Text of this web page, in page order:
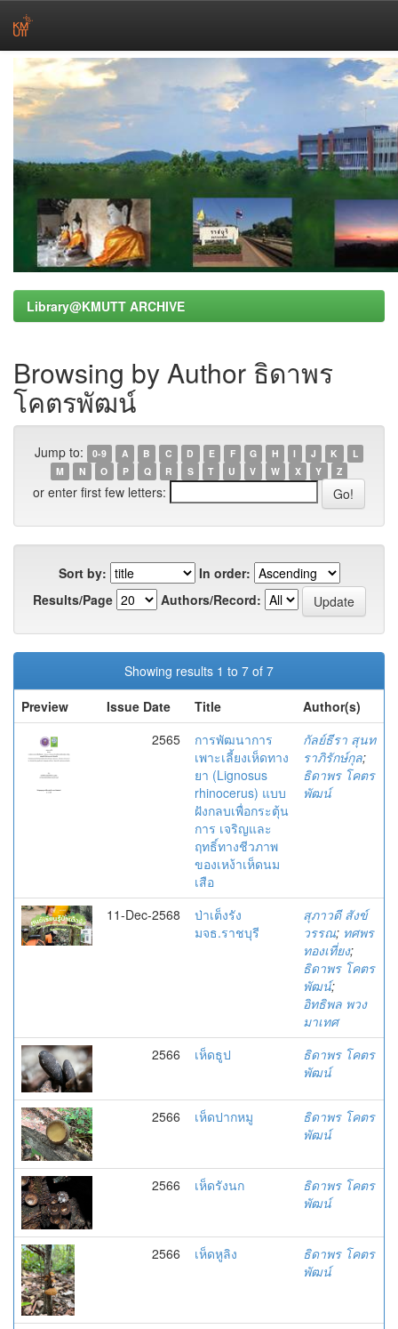
Skip
navigation
Library@KMUTT ARCHIVE
Browsing by Author ธิดาพร
โคตรพัฒน์
Jump to: 0-9 A B C D E F G H I J K
L
M
N O P Q R S T U V W X Y Z
or enter first few letters:
Sort by:
In order:
Results/Page
Authors/Record:
Showing results 1 to 7 of 7
Preview
Issue Date Title
Author(s)
2565
การพัฒนาการ
เพาะเลี้ยงเห็ดทาง
ยา (Lignosus
rhinocerus) แบบ
ฝังกลบเพื่อกระตุ้น
การ เจริญและ
ฤทธิ์ทางชีวภาพ
ของเหง้าเห็ดนม
เสือ
กัลย์ธีรา สุนท
ราภิรักษ์กุล;
ธิดาพร โคตร
พัฒน์
11-Dec-2568
ป่าเต็งรัง
มจธ.ราชบุรี
สุภาวดี สังข์
วรรณ; ทศพร
ทองเที่ยง;
ธิดาพร โคตร
พัฒน์;
อิทธิพล พวง
มาเทศ
2566
เห็ดธูป
ธิดาพร โคตร
พัฒน์
2566 เห็ดปากหมู
ธิดาพร โคตร
พัฒน์
2566 เห็ดรังนก
ธิดาพร โคตร
พัฒน์
2566 เห็ดหูลิง
ธิดาพร โคตร
พัฒน์